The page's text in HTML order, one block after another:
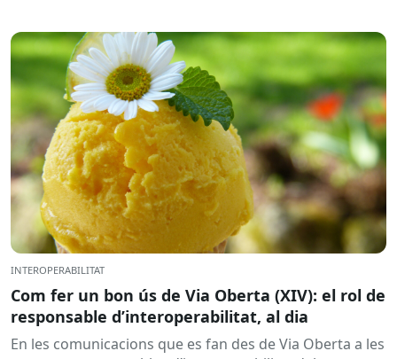
INTEROPERABILITAT
Com fer un bon ús de Via Oberta (XIV): el rol de
responsable d’interoperabilitat, al dia
En les comunicacions que es fan des de Via Oberta a les